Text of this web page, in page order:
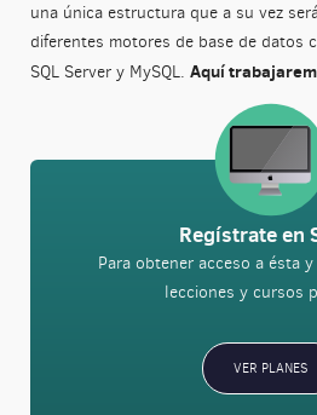
una única estructura que a su vez
diferentes motores de base de datos
SQL Server y MySQL. Aquí
Regístrate en
Para obtener acceso a ésta
lecciones y cursos
VER PLANES